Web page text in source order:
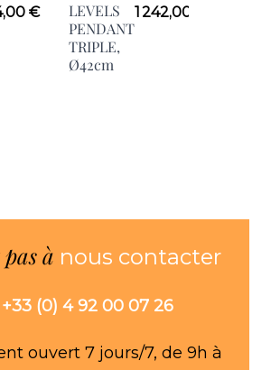
€
LEVELS
PENDANT
TRIPLE,
Ø42cm
1 242,00 €
pas à nous contacter
+33 (0) 4 92 00 07 26
ouvert 7 jours/7, de 9h à